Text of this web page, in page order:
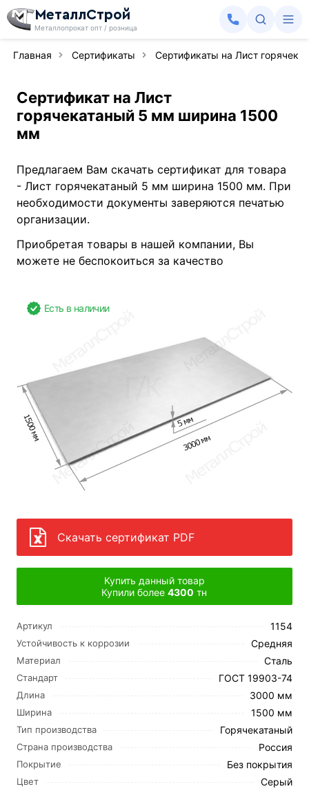
МеталлСтрой
Металлопрокат опт / розница
Главная Сертификаты Сертификаты на Лист
Сертификат на Лист
горячекатаный 5 мм ширина 1500
мм
Предлагаем Вам скачать сертификат для товара
- Лист горячекатаный 5 мм ширина 1500 мм. При
необходимости документы заверяются печатью
организации.
Приобретая товары в нашей компании, Вы
можете не беспокоиться за качество
Есть в наличии
Скачать сертификат PDF
Купить данный товар
Купили более4300 тн
Артикул 1154
Устойчивость к коррозии Средняя
Материал Сталь
Стандарт ГОСТ 19903-74
Длина 3000 мм
Ширина 1500 мм
Тип производства Горячекатаный
Страна производства Россия
Покрытие Без покрытия
Цвет Серый